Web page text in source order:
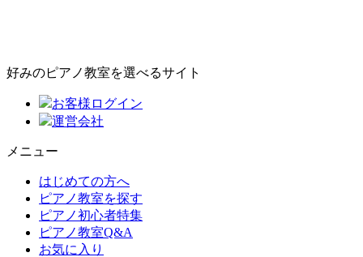
好みのピアノ教室を選べるサイト
お客様ログイン
運営会社
メニュー
はじめての方へ
ピアノ教室を探す
ピアノ初心者特集
ピアノ教室Q&A
お気に入り